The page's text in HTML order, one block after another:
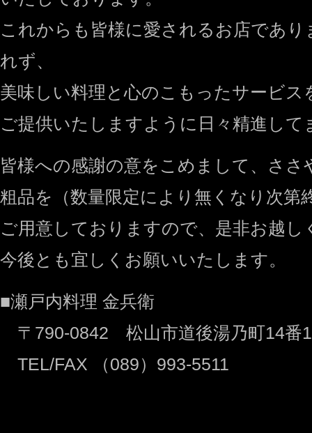
これからも皆様に愛されるお店であり
れず、
美味しい料理と心のこもったサービス
ご提供いたしますように日々精進して
皆様への感謝の意をこめまして、さ
粗品を（数量限定により無くなり次第
ご用意しておりますので、是非お越し
今後とも宜しくお願いいたします。
■瀬戸内料理 金兵衛
〒790-0842 松山市道後湯乃町14番
TEL/FAX （089）993-5511